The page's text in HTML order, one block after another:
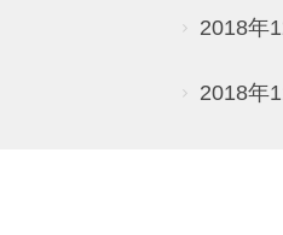
2018年
2018年